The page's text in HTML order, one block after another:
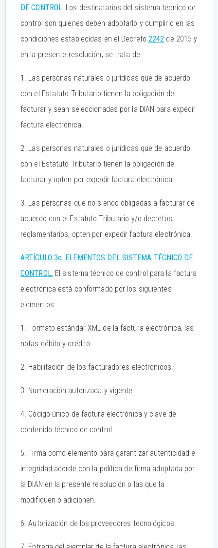
DE CONTROL. Los destinatarios del sistema técnico de
control son quienes deben adoptarlo y cumplirlo en las
condiciones establecidas en el Decreto 2242 de 2015 y
en la presente resolución, se trata de:
1. Las personas naturales o jurídicas que de acuerdo
con el Estatuto Tributario tienen la obligación de
facturar y sean seleccionadas por la DIAN para expedir
factura electrónica.
2. Las personas naturales o jurídicas que de acuerdo
con el Estatuto Tributario tienen la obligación de
facturar y opten por expedir factura electrónica.
3. Las personas que no siendo obligadas a facturar de
acuerdo con el Estatuto Tributario y/o decretos
reglamentarios, opten por expedir factura electrónica.
ARTÍCULO 3o. ELEMENTOS DEL SISTEMA TÉCNICO DE
CONTROL. El sistema técnico de control para la factura
electrónica está conformado por los siguientes
elementos:
1. Formato estándar XML de la factura electrónica, las
notas débito y crédito.
2. Habilitación de los facturadores electrónicos.
3. Numeración autorizada y vigente.
4. Código único de factura electrónica y clave de
contenido técnico de control.
5. Firma como elemento para garantizar autenticidad e
integridad acorde con la política de firma adoptada por
la DIAN en la presente resolución o las que la
modifiquen o adicionen.
6. Autorización de los proveedores tecnológicos.